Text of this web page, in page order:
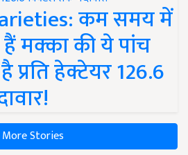
कम समय में
हैं मक्का की ये पांच
प्रति हेक्टेयर 126.6
More Stories